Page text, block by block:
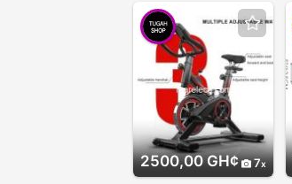
2500,00 GH¢ 7